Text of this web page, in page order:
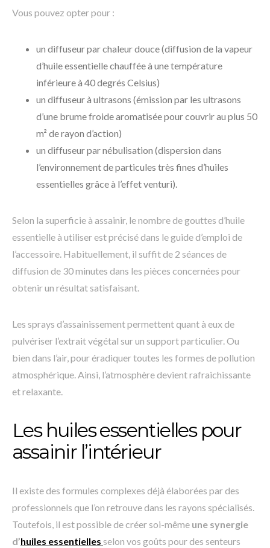
Vous pouvez opter pour :
un diffuseur par chaleur douce (diffusion de la vapeur
d’huile essentielle chauffée à une température
inférieure à 40 degrés Celsius)
un diffuseur à ultrasons (émission par les ultrasons
d’une brume froide aromatisée pour couvrir au plus 50
m² de rayon d’action)
un diffuseur par nébulisation (dispersion dans
l’environnement de particules très fines d’huiles
essentielles grâce à l’effet venturi).
Selon la superficie à assainir, le nombre de gouttes d’huile
essentielle à utiliser est précisé dans le guide d’emploi de
l’accessoire. Habituellement, il suffit de 2 séances de
diffusion de 30 minutes dans les pièces concernées pour
obtenir un résultat satisfaisant.
Les sprays d’assainissement permettent quant à eux de
pulvériser l’extrait végétal sur un support particulier. Ou
bien dans l’air, pour éradiquer toutes les formes de pollution
atmosphérique. Ainsi, l’atmosphère devient rafraichissante
et relaxante.
Les huiles essentielles pour
assainir l’intérieur
Il existe des formules complexes déjà élaborées par des
professionnels que l’on retrouve dans les rayons spécialisés.
Toutefois, il est possible de créer soi-même une synergie
d’huiles essentielles selon vos goûts pour des senteurs